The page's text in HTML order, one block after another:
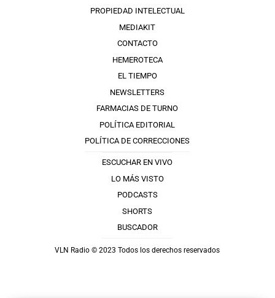
PROPIEDAD INTELECTUAL
MEDIAKIT
CONTACTO
HEMEROTECA
EL TIEMPO
NEWSLETTERS
FARMACIAS DE TURNO
POLÍTICA EDITORIAL
POLÍTICA DE CORRECCIONES
ESCUCHAR EN VIVO
LO MÁS VISTO
PODCASTS
SHORTS
BUSCADOR
VLN Radio © 2023 Todos los derechos reservados